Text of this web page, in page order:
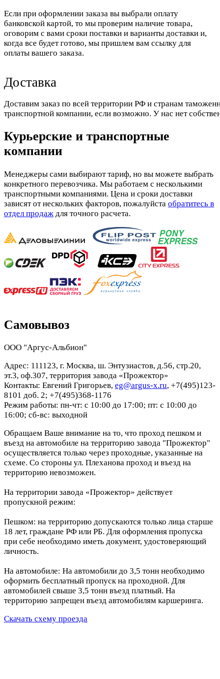
Если при оформлении заказа вы выбрали оплату
банковской картой, то мы проверим наличие товара,
оговорим с вами сроки поставки и варианты доставки и,
когда все будет готово, мы пришлем вам ссылку для
оплаты вашего заказа.
Доставка
Доставим заказ по всей территории РФ и странам
транспортной компании, если возможно. У нас нет
Курьерские и транспортные
компании
Менеджеры сами выбирают тариф, но вы можете выбрать
конкретного перевозчика. Мы работаем с несколькими
транспортными компаниями. Цена и сроки доставки
зависят от нескольких факторов, пожалуйста обратитесь в
отдел продаж для точного расчета.
Самовывоз
ООО "Аргус-Альбион"
Адрес: 111123, г. Москва, ш. Энтузиастов, д.56, стр.20,
эт.3, оф.307, территория завода «Прожектор»
Контакты: Евгений Григорьев, eg@argus-x.ru, +7(495)123-
8101 доб. 2; +7(495)368-1176
Режим работы: пн-чт: с 10:00 до 17:00; пт: с 10:00 до
16:00; сб-вс: выходной
Обращаем Ваше внимание на то, что проход пешком и
въезд на автомобиле на территорию завода "Прожектор"
осуществляется только через проходные, указанные на
схеме. Со стороны ул. Плеханова проход и въезд на
территорию невозможен.
На территории завода «Прожектор» действует
пропускной режим:
Пешком: на территорию допускаются только лица старше
18 лет, граждане РФ или РБ. Для оформления пропуска
при себе необходимо иметь документ, удостоверяющий
личность.
На автомобиле: На автомобили до 3,5 тонн необходимо
оформить бесплатный пропуск на проходной. Для
автомобилей свыше 3,5 тонн въезд платный. На
территорию запрещен въезд автомобилям каршеринга.
Скачать схему проезда